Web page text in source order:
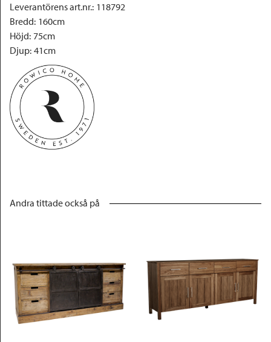
Leverantörens art.nr.: 118792
Bredd: 160cm
Höjd: 75cm
Djup: 41cm
Andra tittade också på